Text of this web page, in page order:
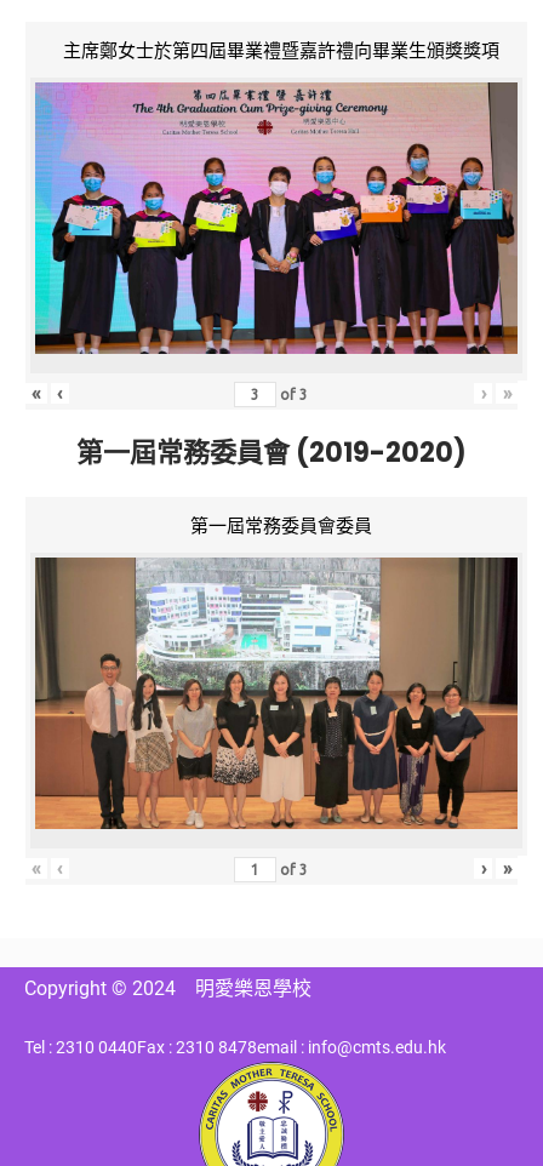
主席鄭女士於第四屆畢業禮暨嘉許禮向畢業生頒獎獎項
« ‹ of3 › »
第一屆常務委員會 (2019-2020)
第一屆常務委員會委員
« ‹ of3 › »
Copyright © 2024 明愛樂恩學校
Tel : 2310 0440Fax : 2310 8478email : info@cmts.edu.hk